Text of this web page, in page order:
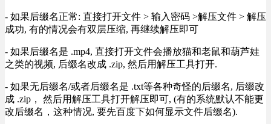
- 如果后缀名正常: 直接打开文件 > 输入密码 >解压文件 > 解压
成功, 有的情况会有双层压缩, 再继续解压即可
- 如果后缀名是 .mp4, 直接打开文件会播放猫和老鼠和葫芦娃
之类的视频, 后缀名改成 .zip, 然后用解压工具打开.
- 如果无后缀名/或者后缀名是 .txt等各种奇怪的后缀名, 后缀改
成 .zip， 然后用解压工具打开解压即可, (有的系统默认不能更
改后缀名，这种情况, 要先百度下如何显示文件后缀名).